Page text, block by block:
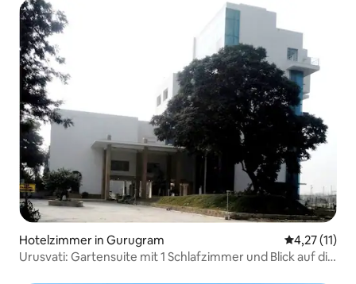
Hotelzimmer in Gurugram
4,27 (11)
Urusvati: Gartensuite mit 1 Schlafzimmer und Blick auf die